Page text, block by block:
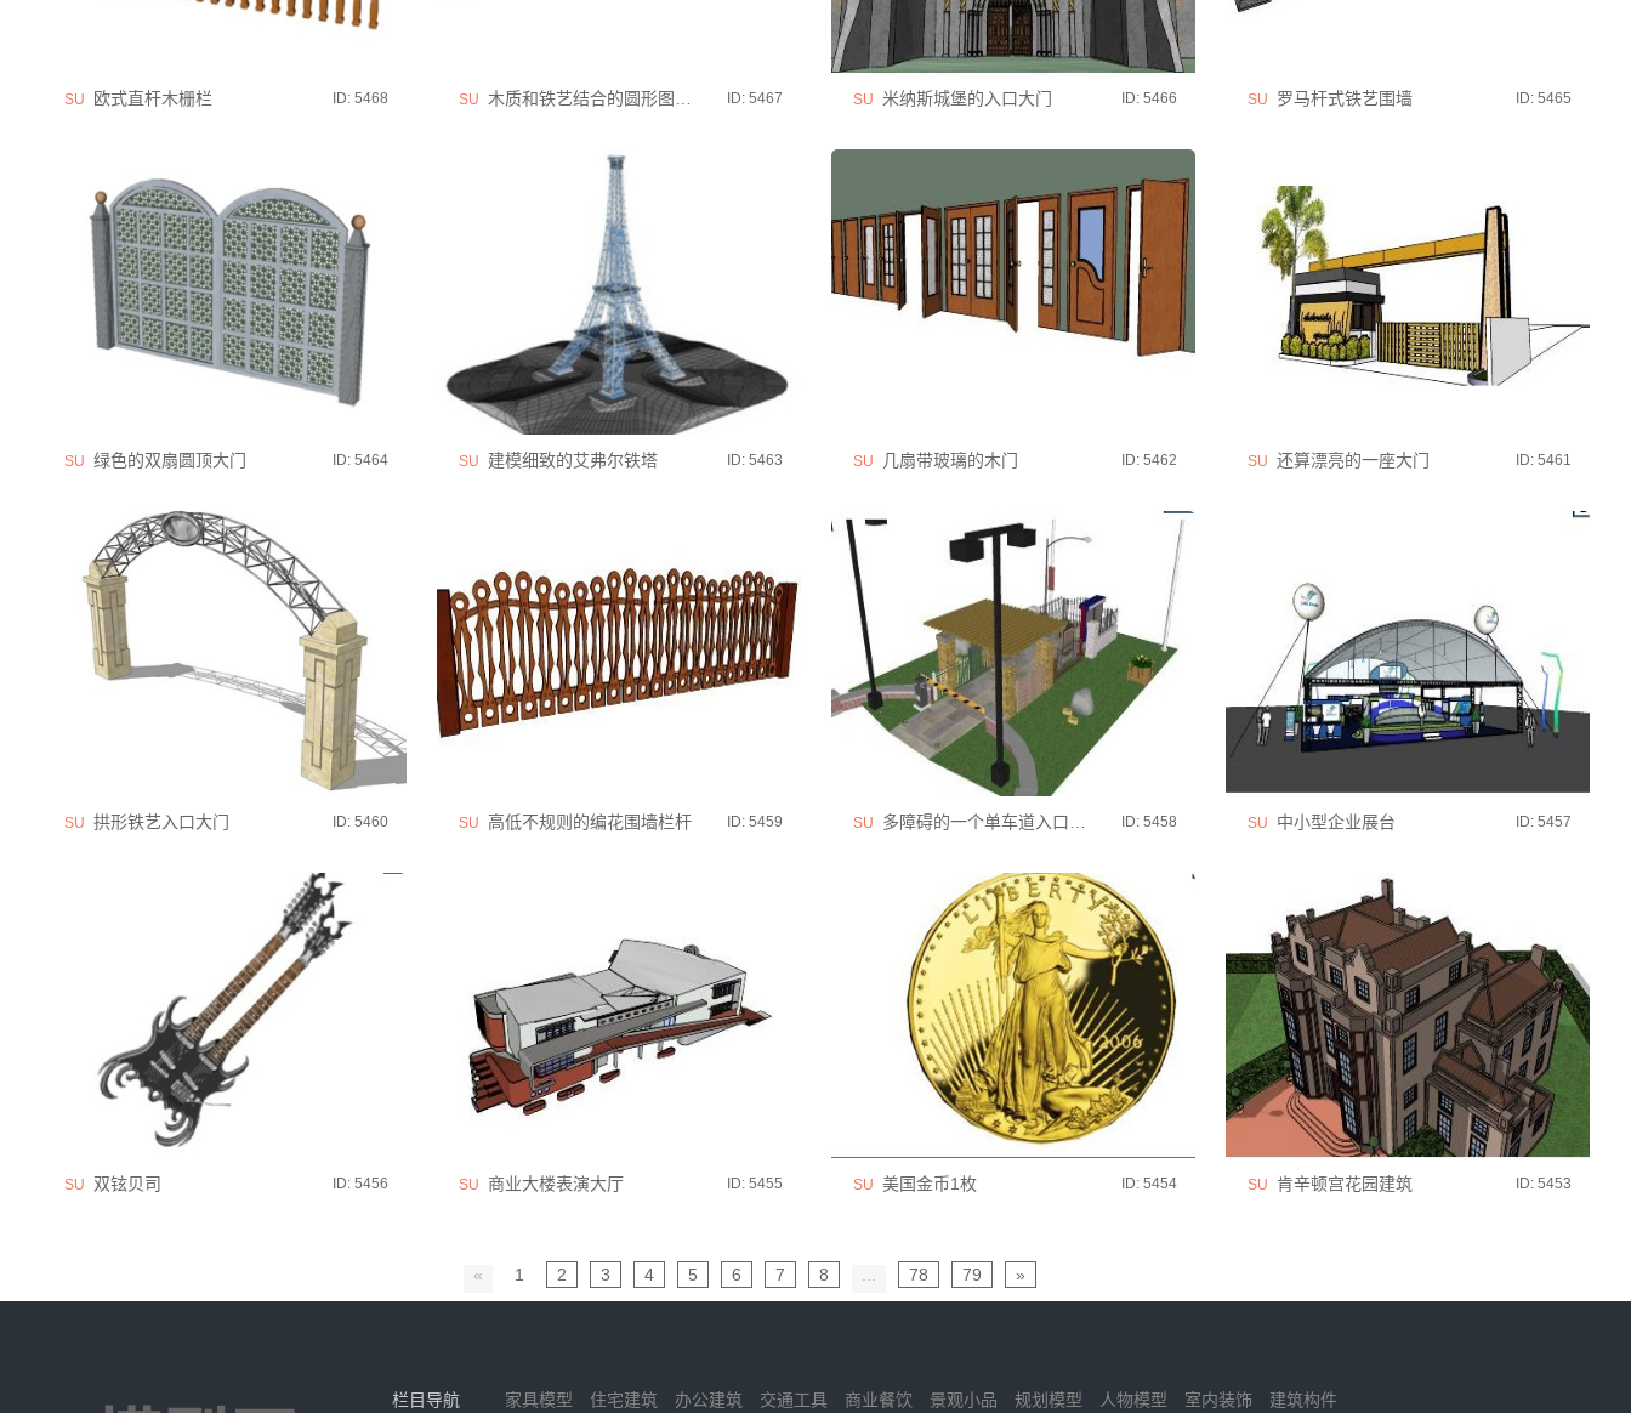
SU 欧式直杆木栅栏 ID: 5468 SU 木质和铁艺结合的圆形图案围墙 ID: 5467 SU 米纳斯城堡的入口大门 ID: 5466 SU 罗马杆式铁艺围墙 ID: 5465
SU 绿色的双扇圆顶大门 ID: 5464 SU 建模细致的艾弗尔铁塔 ID: 5463 SU 几扇带玻璃的木门 ID: 5462 SU 还算漂亮的一座大门 ID: 5461
SU 拱形铁艺入口大门 ID: 5460 SU 高低不规则的编花围墙栏杆 ID: 5459 SU 多障碍的一个单车道入口大门 ID: 5458 SU 中小型企业展台 ID: 5457
SU 双铉贝司 ID: 5456 SU 商业大楼表演大厅 ID: 5455 SU 美国金币1枚 ID: 5454 SU 肯辛顿宫花园建筑 ID: 5453
« 1 2 3 4 5 6 7 8 78 79 »
栏目导航 家具模型 住宅建筑 办公建筑 交通工具 商业餐饮 景观小品 规划模型 人物模型 室内装饰 建筑构件